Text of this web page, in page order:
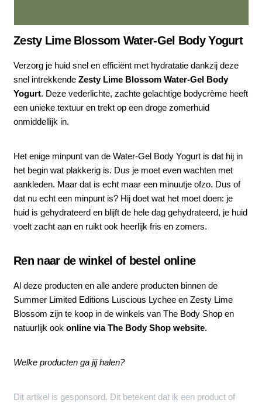
Zesty Lime Blossom Water-Gel Body Yogurt
Verzorg je huid snel en efficiënt met hydratatie dankzij deze
snel intrekkendeZesty Lime Blossom Water-Gel Body
Yogurt. Deze vederlichte, zachte gelachtige bodycrème heeft
een unieke textuur en trekt op een droge zomerhuid
onmiddellijk in.
Het enige minpunt van de Water-Gel Body Yogurt is dat hij in
het begin wat plakkerig is. Dus je moet even wachten met
aankleden. Maar dat is echt maar een minuutje ofzo. Dus of
dat nu echt een minpunt is? Hij doet wat het moet doen: je
huid is gehydrateerd en blijft de hele dag gehydrateerd, je huid
voelt zacht aan en ruikt ook heerlijk fris en zomers.
Ren naar de winkel of bestel online
Al deze producten en alle andere producten binnen de
Summer Limited Editions Luscious Lychee en Zesty Lime
Blossom zijn te koop in de winkels van The Body Shop en
natuurlijk ookonline via The Body Shop website.
Welke producten ga jij halen?
Dit artikel is gesponsord. Dit betekent dat ik een product of